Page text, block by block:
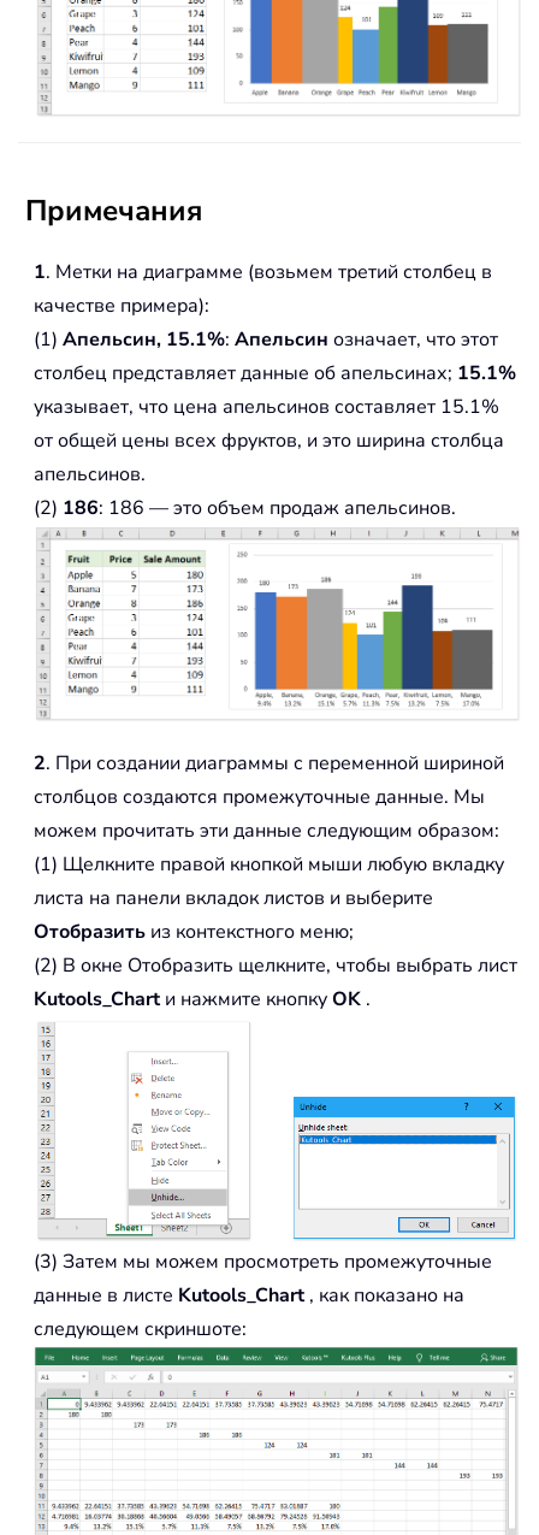
Примечания
1. Метки на диаграмме (возьмем третий столбец в
качестве примера):
(1) Апельсин, 15.1%: Апельсин означает, что этот
столбец представляет данные об апельсинах; 15.1%
указывает, что цена апельсинов составляет 15.1%
от общей цены всех фруктов, и это ширина столбца
апельсинов.
(2) 186: 186 — это объем продаж апельсинов.
2. При создании диаграммы с переменной шириной
столбцов создаются промежуточные данные. Мы
можем прочитать эти данные следующим образом:
(1) Щелкните правой кнопкой мыши любую вкладку
листа на панели вкладок листов и выберите
Отобразить из контекстного меню;
(2) В окне Отобразить щелкните, чтобы выбрать лист
Kutools_Chartи нажмите кнопкуOK .
(3) Затем мы можем просмотреть промежуточные
данные в листе Kutools_Chart, как показано на
следующем скриншоте: